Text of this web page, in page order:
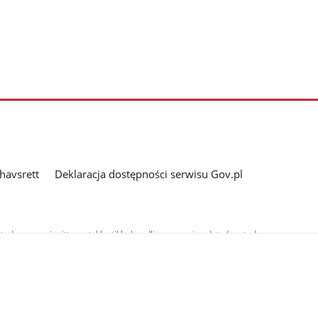
Deklaracja dostępności serwisu Gov.pl
gir sitt samtykke til behandlingen av sine data (postadresse og